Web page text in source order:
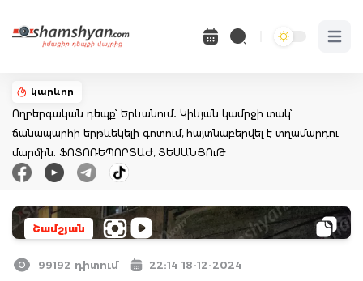
Open
կարևոր
Ողբերգական դեպք՝ Երևանում․ Կիևյան կամրջի տակ՝
ճանապարհի երթևեկելի գոտում, հայտնաբերվել է տղամարդու
մարմին. ՖՈՏՈՌԵՊՈՐՏԱԺ, ՏԵՍԱՆՅՈւԹ
Շամշյան
99192 դիտում 22:14 18-12-2024